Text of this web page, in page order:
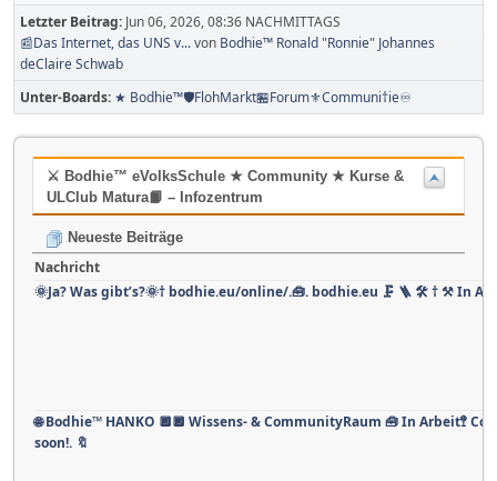
Letzter Beitrag: Jun 06, 2026, 08:36 NACHMITTAGS
📰Das Internet, das UNS v...von Bodhie™ Ronald "Ronnie" Johannes
deClaire Schwab
Unter-Boards ★ Bodhie™🛡️FlohMarkt🏪Forum⚜️Communi†ie♾️
⚔ Bodhie™ eVolksSchule ★ Community ★ Kurse &
ULClub Matura📙 – Infozentrum
Neueste Beiträge
Nachricht
🌞Ja? Was gibt’s?🌞† bodhie.eu/online/.🧰. bodhie.eu 🗜 🪜 🛠 † ⚒ In
🌐 Bodhie™ HANKO 🔲🔲 Wissens- & CommunityRaum 🧰 In Arbeit🚏
soon!. 🔖